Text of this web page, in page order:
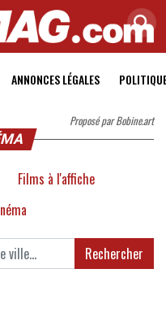
ANNONCES LÉGALES
Proposé par Bobine.art
Films à l'affiche
Rechercher